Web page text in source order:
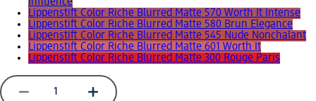
Lippenstift Color Riche Blurred Matte 570 Worth It Intense
Lippenstift Color Riche Blurred Matte 580 Brun Elegance
Lippenstift Color Riche Blurred Matte 545 Nude Nonchalant
Lippenstift Color Riche Blurred Matte 601 Worth It
Lippenstift Color Riche Blurred Matte 300 Rouge Paris